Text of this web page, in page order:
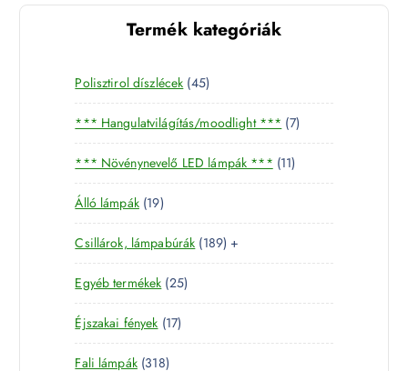
Termék kategóriák
Polisztirol díszlécek 454
5
t
e
r
m
k
*** Hangulatvilágítás/moodlight *** 77
t
r
é
*** Növénynevelő LED lámpák *** 111
1
e
m
k
Álló lámpák 191
9
t
e
r
m
é
k
Csillárok, lámpabúrák 1891
8
t
r
+
Egyéb termékek 252
5
e
Éjszakai fények 171
7
Fali lámpák 3183